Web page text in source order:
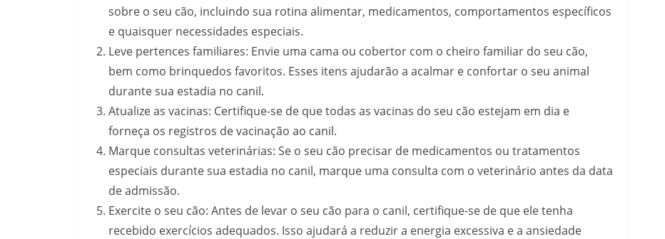
sobre o seu cão, incluindo sua rotina alimentar, medicamentos, comportamentos específicos
e quaisquer necessidades especiais.
Leve pertences familiares: Envie uma cama ou cobertor com o cheiro familiar do seu cão,
bem como brinquedos favoritos. Esses itens ajudarão a acalmar e confortar o seu animal
durante sua estadia no canil.
Atualize as vacinas: Certifique-se de que todas as vacinas do seu cão estejam em dia e
forneça os registros de vacinação ao canil.
Marque consultas veterinárias: Se o seu cão precisar de medicamentos ou tratamentos
especiais durante sua estadia no canil, marque uma consulta com o veterinário antes da data
de admissão.
Exercite o seu cão: Antes de levar o seu cão para o canil, certifique-se de que ele tenha
recebido exercícios adequados. Isso ajudará a reduzir a energia excessiva e a ansiedade